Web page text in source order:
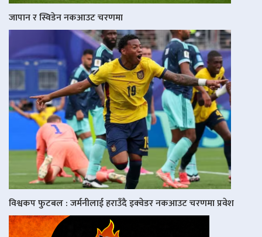
जापान र स्विडेन नकआउट चरणमा
विश्वकप फुटबल : जर्मनीलाई हराउँदै इक्वेडर नकआउट चरणमा प्रवेश